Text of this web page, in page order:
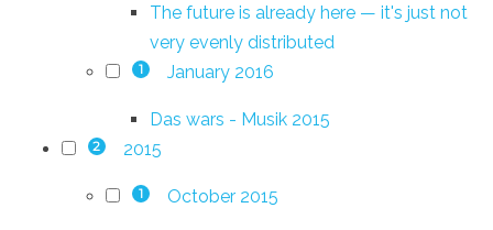
The future is already here — it's just not
very evenly distributed
1 January 2016
Das wars - Musik 2015
2 2015
1 October 2015